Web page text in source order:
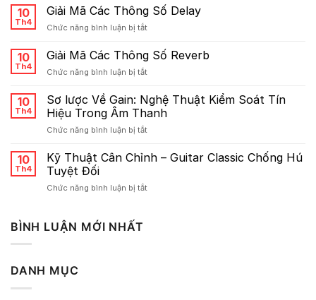
Thuật
Pha
Trộn
&
Cho
Hát
10
Th4
Giải Mã Các Thông Số Delay
Chức năng bình luận bị tắtở
Mã
Các
Thông
Delay
10
Th4
Giải Mã Các Thông Số Reverb
Chức năng bình luận bị tắtở
Mã
Các
Thông
Số
10
Th4
Sơ lược Về Gain: Nghệ Thuật Kiểm Soát Tín
Hiệu Trong Âm Thanh
Chức năng bình luận bị tắtở
lược
Về
Nghệ
10
Th4
Kỹ Thuật Cân Chỉnh – Guitar Classic Chống Hú
Tuyệt Đối
Chức năng bình luận bị tắtở
BÌNH LUẬN MỚI NHẤT
DANH MỤC